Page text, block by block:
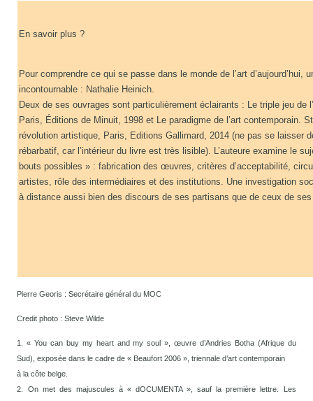
En savoir plus ?
Pour comprendre ce qui se passe dans le monde de l’art d’aujourd’hui,
incontournable : Nathalie Heinich.
Deux de ses ouvrages sont particulièrement éclairants : Le triple jeu de
Paris, Éditions de Minuit, 1998 et Le paradigme de l’art contemporain.
révolution artistique, Paris, Editions Gallimard, 2014 (ne pas se laisser
rébarbatif, car l’intérieur du livre est très lisible). L’auteure examine le
bouts possibles » : fabrication des œuvres, critères d’acceptabilité,
artistes, rôle des intermédiaires et des institutions. Une investigation
à distance aussi bien des discours de ses partisans que de ceux de
Pierre Georis : Secrétaire général du MOC
Credit photo : Steve Wilde
1. « You can buy my heart and my soul », œuvre d’Andries Botha (Afrique du
Sud), exposée dans le cadre de « Beaufort 2006 », triennale d’art contemporain
à la côte belge.
2. On met des majuscules à « dOCUMENTA », sauf la première lettre. Les